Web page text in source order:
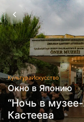
КультураИскусство
Окно в Японию
“Ночь в
Кастеева